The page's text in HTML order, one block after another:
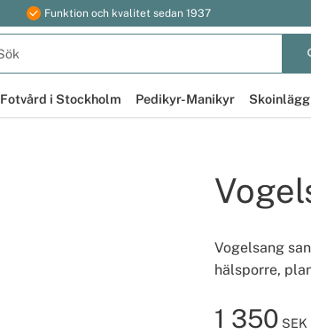
Funktion och kvalitet sedan 1937
Fotvård i Stockholm Pedikyr-Manikyr Skoinlägg
Vogelsang
hälsporre,
1 350 SEK